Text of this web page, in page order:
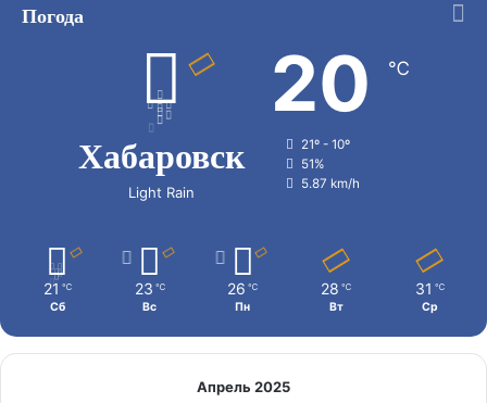
Погода
Хабаровск
Light Rain
20 ℃
21º - 10º
51%
5.87 km/h
21 ℃
Сб
23 ℃
Вс
26 ℃
Пн
28 ℃
Вт
31 ℃
Ср
Апрель 2025